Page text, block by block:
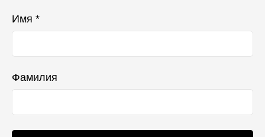
Имя *
Фамилия